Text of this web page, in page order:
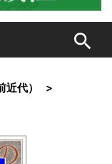
search
近代）